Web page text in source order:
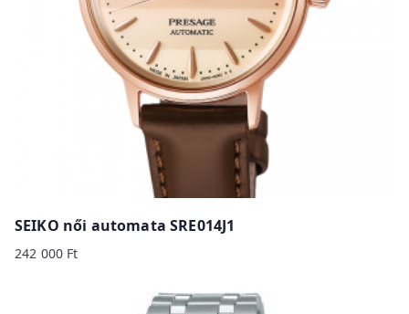
SEIKO női automata SRE014J1
242 000 Ft